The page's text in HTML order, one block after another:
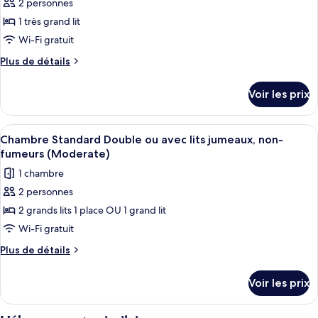
Room
ce
type
de
chambre :
Chambre
Standard,
très
grand
lit,
non-
fumeurs,
baignoire
(Moderate)
2 personnes
1 très grand lit
Wi-Fi gratuit
Plus de détails
Plus
le
type
de
chambre
Double
Standard,
très
grand
non-
Voir les prix
Afficher
toutes
les
photos
pour
ce
type
de
Standard
Double
Coffres-forts dans les chambres,
7
Chambre Standard Double ou avec lits jumeaux, non-
fumeurs (Moderate)
1 chambre
2 personnes
2 grands lits 1 place OU 1 grand lit
Wi-Fi gratuit
Plus de détails
Plus
le
type
Voir les prix